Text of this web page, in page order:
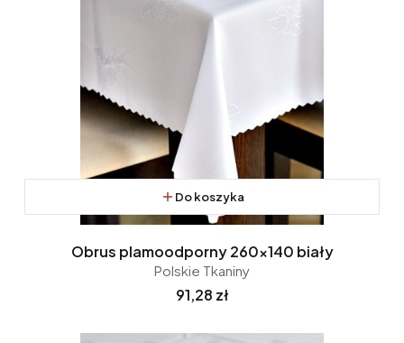
Do koszyka
Obrus plamoodporny 260x140 biały
Polskie Tkaniny
Cena
91,28 zł